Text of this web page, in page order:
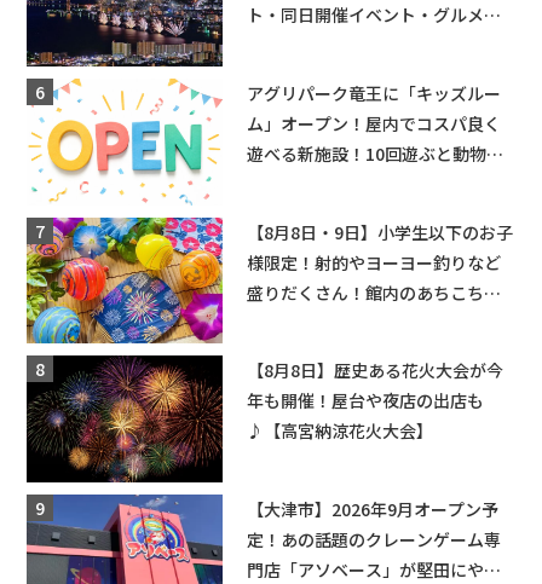
ト・同日開催イベント・グルメマ
アグリパーク竜王に「キッズルー
ム」オープン！屋内でコスパ良く
遊べる新施設！10回遊ぶと動物触
【8月8日・9日】小学生以下のお子
様限定！射的やヨーヨー釣りなど
盛りだくさん！館内のあちこちに
【8月8日】歴史ある花火大会が今
年も開催！屋台や夜店の出店も
♪【高宮納涼花火大会】
【大津市】2026年9月オープン予
定！あの話題のクレーンゲーム専
門店「アソベース」が堅田にやっ